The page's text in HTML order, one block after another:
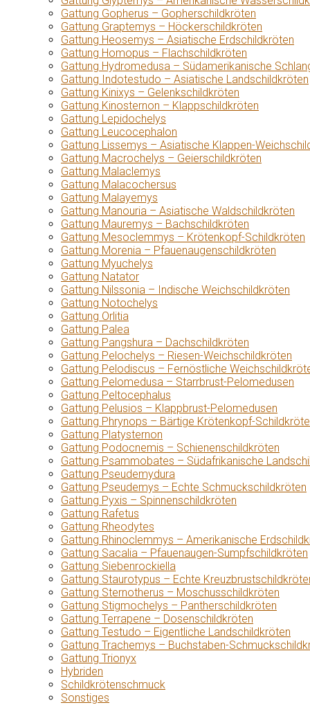
Gattung Gopherus – Gopherschildkröten
Gattung Graptemys – Höckerschildkröten
Gattung Heosemys – Asiatische Erdschildkröten
Gattung Homopus – Flachschildkröten
Gattung Hydromedusa – Südamerikanische
Gattung Indotestudo – Asiatische Landschildkröten
Gattung Kinixys – Gelenkschildkröten
Gattung Kinosternon – Klappschildkröten
Gattung Lepidochelys
Gattung Leucocephalon
Gattung Lissemys – Asiatische Klappen-
Gattung Macrochelys – Geierschildkröten
Gattung Malaclemys
Gattung Malacochersus
Gattung Malayemys
Gattung Manouria – Asiatische Waldschildkröten
Gattung Mauremys – Bachschildkröten
Gattung Mesoclemmys – Krötenkopf-Schildkröten
Gattung Morenia – Pfauenaugenschildkröten
Gattung Myuchelys
Gattung Natator
Gattung Nilssonia – Indische Weichschildkröten
Gattung Notochelys
Gattung Orlitia
Gattung Palea
Gattung Pangshura – Dachschildkröten
Gattung Pelochelys – Riesen-Weichschildkröten
Gattung Pelodiscus – Fernöstliche
Gattung Pelomedusa – Starrbrust-Pelomedusen
Gattung Peltocephalus
Gattung Pelusios – Klappbrust-Pelomedusen
Gattung Phrynops – Bärtige Krötenkopf-
Gattung Platysternon
Gattung Podocnemis – Schienenschildkröten
Gattung Psammobates – Südafrikanische
Gattung Pseudemydura
Gattung Pseudemys – Echte Schmuckschildkröten
Gattung Pyxis – Spinnenschildkröten
Gattung Rafetus
Gattung Rheodytes
Gattung Rhinoclemmys – Amerikanische
Gattung Sacalia – Pfauenaugen-Sumpfschildkröten
Gattung Siebenrockiella
Gattung Staurotypus – Echte
Gattung Sternotherus – Moschusschildkröten
Gattung Stigmochelys – Pantherschildkröten
Gattung Terrapene – Dosenschildkröten
Gattung Testudo – Eigentliche Landschildkröten
Gattung Trachemys – Buchstaben-
Gattung Trionyx
Hybriden
Schildkrötenschmuck
Sonstiges